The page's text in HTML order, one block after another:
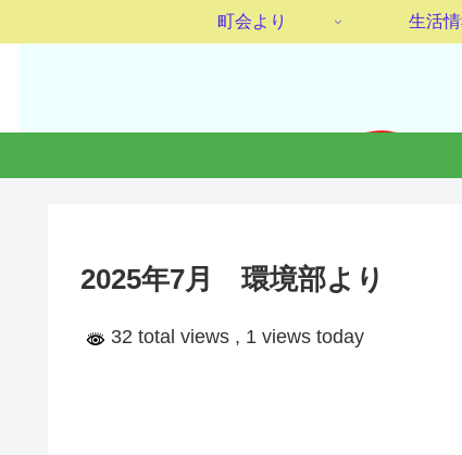
町会より 生活
2025年7月 環境部より
32 total views , 1 views today